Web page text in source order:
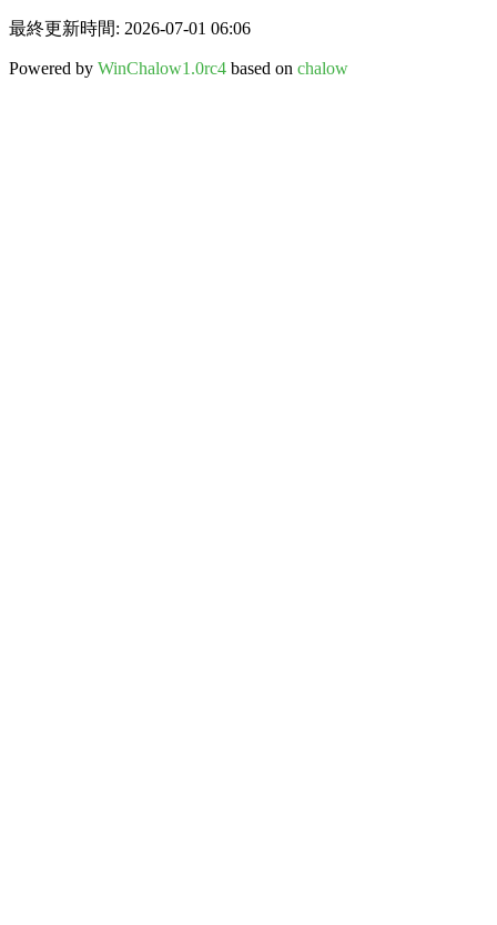
最終更新時間: 2026-07-01 06:06
Powered by WinChalow1.0rc4 based on chalow